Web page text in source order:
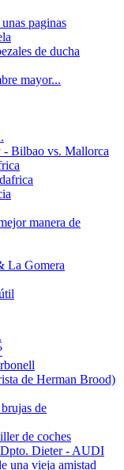
paginas
de ducha
mayor...
- Bilbao vs. Mallorca
manera de
La Gomera
de Herman Brood)
de
de coches
Dpto. Dieter - AUDI
una vieja amistad